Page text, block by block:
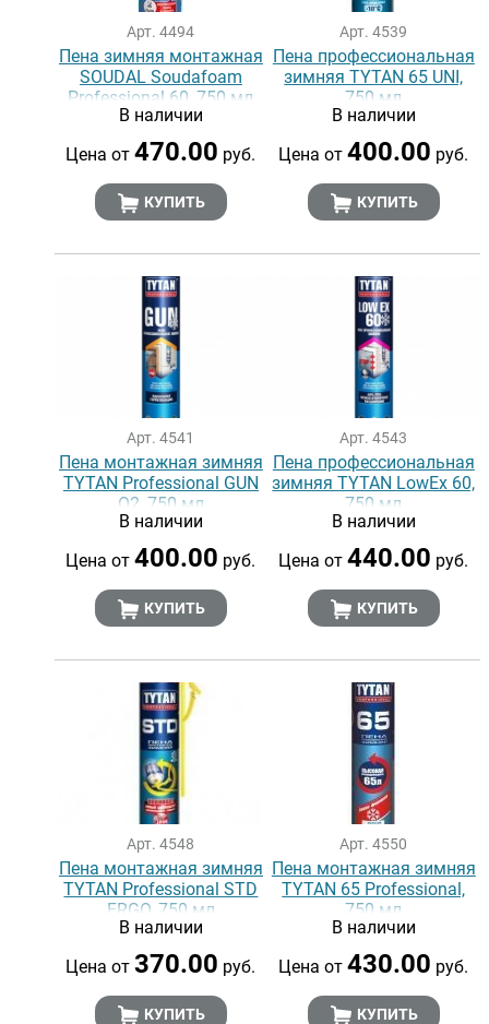
Арт. 4494
Пена зимняя монтажная
SOUDAL Soudafoam
Professional 60, 750 мл
В наличии
Цена от470.00 руб.
КУПИТЬ
Арт. 4539
Пена профессиональная
зимняя TYTAN 65 UNI,
750 мл
В наличии
Цена от400.00 руб.
КУПИТЬ
Арт. 4541
Пена монтажная зимняя
TYTAN Professional GUN
О2, 750 мл
В наличии
Цена от400.00 руб.
КУПИТЬ
Арт. 4543
Пена профессиональная
зимняя TYTAN LowEx 60,
750 мл
В наличии
Цена от440.00 руб.
КУПИТЬ
Арт. 4548
Пена монтажная зимняя
TYTAN Professional STD
ERGO, 750 мл
В наличии
Цена от370.00 руб.
КУПИТЬ
Арт. 4550
Пена монтажная зимняя
TYTAN 65 Professional,
750 мл
В наличии
Цена от430.00 руб.
КУПИТЬ